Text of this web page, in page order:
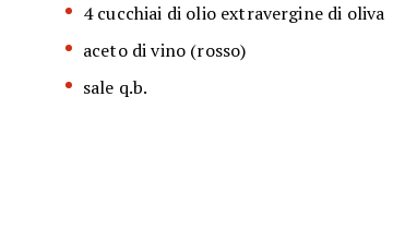
4 cucchiai di olio extravergine di oliva
aceto di vino (rosso)
sale q.b.